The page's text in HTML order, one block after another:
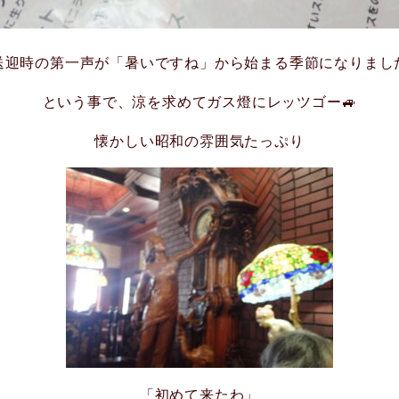
迎時の第一声が「暑いですね」から始まる季節になりまし
という事で、涼を求めてガス燈にレッツゴー🚙
懐かしい昭和の雰囲気たっぷり
「初めて来たわ」